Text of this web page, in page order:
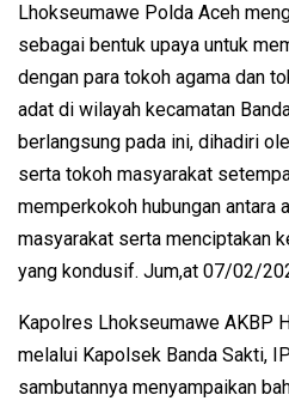
Lhokseumawe Polda Aceh
sebagai bentuk upaya untuk
dengan para tokoh agama dan
adat di wilayah kecamatan
berlangsung pada ini, dihadiri
serta tokoh masyarakat
memperkokoh hubungan antara
masyarakat serta menciptakan
yang kondusif. Jum,at 07/02/
Kapolres Lhokseumawe AKBP
melalui Kapolsek Banda Sakti,
sambutannya menyampaikan